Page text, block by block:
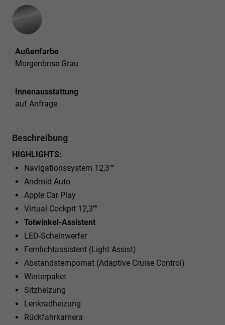
Außenfarbe
Morgenbrise Grau
Innenausstattung
auf Anfrage
Beschreibung
HIGHLIGHTS:
Navigationssystem 12,3""
Android Auto
Apple Car Play
Virtual Cockpit 12,3""
Totwinkel-Assistent
LED-Scheinwerfer
Fernlichtassistent (Light Assist)
Abstandstempomat (Adaptive Cruise Control)
Winterpaket
Sitzheizung
Lenkradheizung
Rückfahrkamera